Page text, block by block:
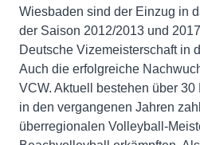
Wiesbaden sind der Einzug in
der Saison 2012/2013 und
Deutsche Vizemeisterschaft in
Auch die erfolgreiche
VCW. Aktuell bestehen über
in den vergangenen Jahren
überregionalen Volleyball-